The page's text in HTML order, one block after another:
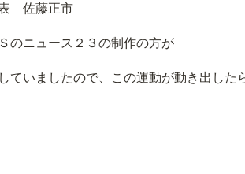
佐藤正市
のニュース２３の制作の方が
ていましたので、この運動が動き出した